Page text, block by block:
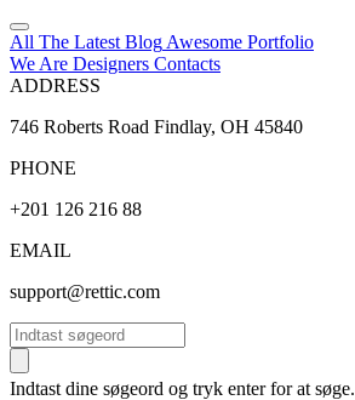
All The Latest Blog Awesome Portfolio
We Are Designers Contacts
ADDRESS
746 Roberts Road Findlay, OH 45840
PHONE
+201 126 216 88
EMAIL
support@rettic.com
Søg
Indtast dine søgeord og tryk enter for at søge.